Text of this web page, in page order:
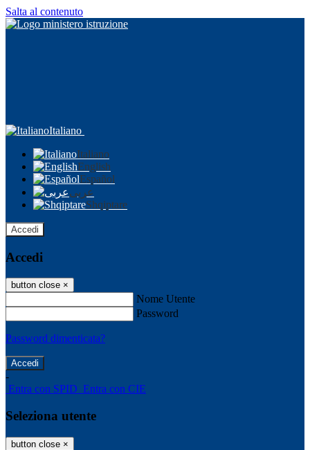
Salta al contenuto
Italiano
Italiano
English
Español
عربى
Shqiptare
Accedi
Accedi
button close ×
Nome Utente
Password
Password dimenticata?
-
Entra con SPID Entra con CIE
Seleziona utente
button close ×